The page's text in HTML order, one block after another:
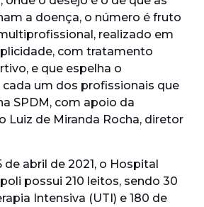
a doença, o número é fruto
realizado em
com tratamento
e que espelha o
um dos profissionais que
SPDM, com apoio da
Luiz de Miranda Rocha, diretor
de abril de 2021, o Hospital
possui 210 leitos, sendo 30
Intensiva (UTI) e 180 de